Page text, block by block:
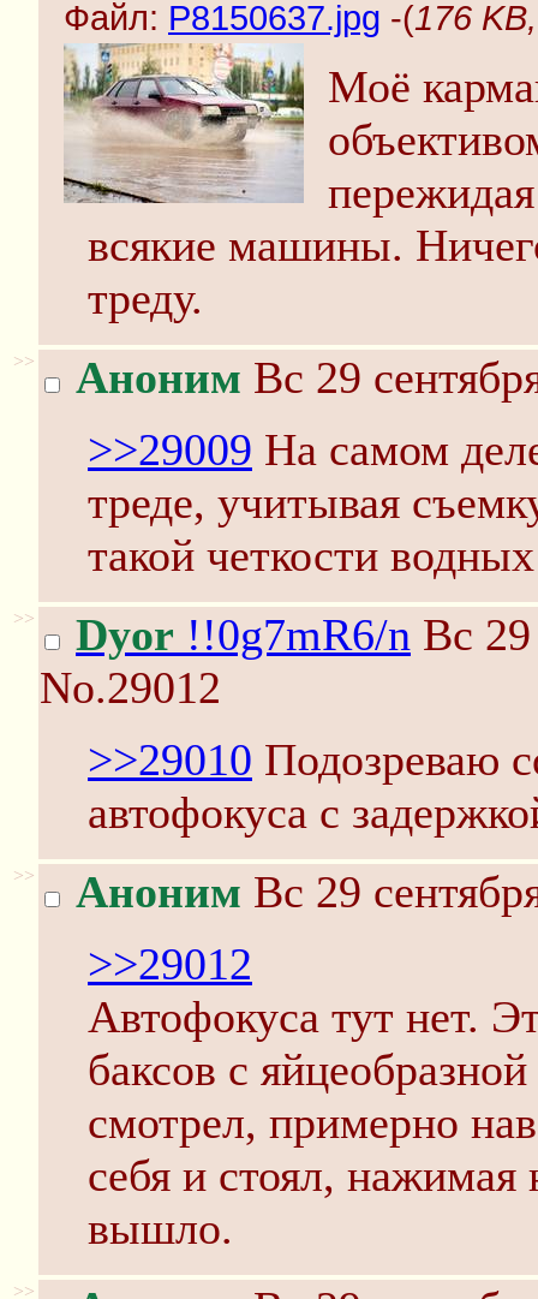
Файл: P8150637.jpg -(176
Моё
всякие машины.
треду.
>> Аноним Вс 29
>>29009 На самом
треде, учитывая
такой четкости
>> Dyor !!0g7mR6/n Вс 29
No.29012
>>29010 Подозреваю
автофокуса с
>> Аноним Вс 29
>>29012
Автофокуса тут нет.
баксов с
смотрел, примерно
себя и стоял,
вышло.
>>